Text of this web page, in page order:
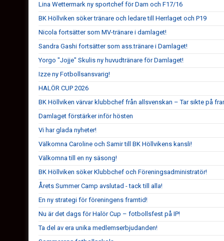
Lina Wettermark ny sportchef för Dam och F17/16
BK Höllviken söker tränare och ledare till Herrlaget och P19
Nicola fortsätter som MV-tränare i damlaget!
Sandra Gashi fortsätter som ass.tränare i Damlaget!
Yorgo "Jojje" Skulis ny huvudtränare för Damlaget!
Izze ny Fotbollsansvarig!
HALÖR CUP 2026
BK Höllviken värvar klubbchef från allsvenskan – Tar sikte på
Damlaget förstärker inför hösten
Vi har glada nyheter!
Välkomna Caroline och Samir till BK Höllvikens kansli!
Välkomna till en ny säsong!
BK Höllviken söker Klubbchef och Föreningsadministratör!
Årets Summer Camp avslutad - tack till alla!
En ny strategi för föreningens framtid!
Nu är det dags för Halör Cup – fotbollsfest på IP!
Ta del av era unika medlemserbjudanden!